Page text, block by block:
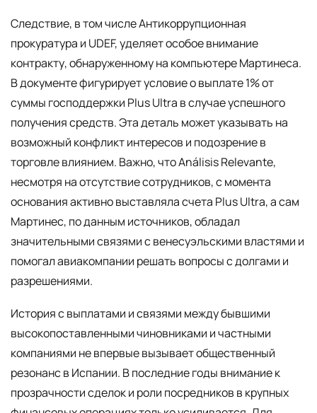
Следствие, в том числе Антикоррупционная
прокуратура и UDEF, уделяет особое внимание
контракту, обнаруженному на компьютере Мартинеса.
В документе фигурирует условие о выплате 1% от
суммы господдержки Plus Ultra в случае успешного
получения средств. Эта деталь может указывать на
возможный конфликт интересов и подозрение в
торговле влиянием. Важно, что Análisis Relevante,
несмотря на отсутствие сотрудников, с момента
основания активно выставляла счета Plus Ultra, а сам
Мартинес, по данным источников, обладал
значительными связями с венесуэльскими властями и
помогал авиакомпании решать вопросы с долгами и
разрешениями.
История с выплатами и связями между бывшими
высокопоставленными чиновниками и частными
компаниями не впервые вызывает общественный
резонанс в Испании. В последние годы внимание к
прозрачности сделок и роли посредников в крупных